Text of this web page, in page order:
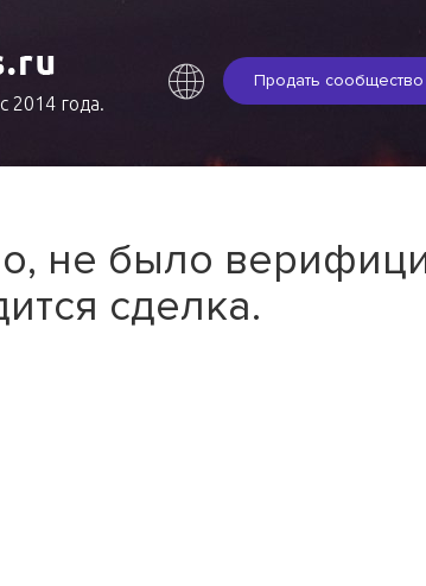
Продать сообщество
2014 года.
не было
сделка.